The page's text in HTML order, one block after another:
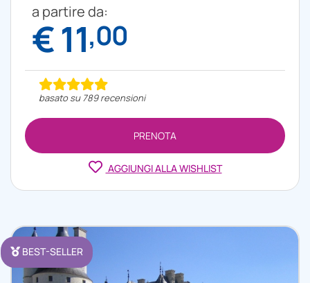
a partire da:
€ 11,00
basato su 789 recensioni
PRENOTA
AGGIUNGI ALLA WISHLIST
BEST-SELLER